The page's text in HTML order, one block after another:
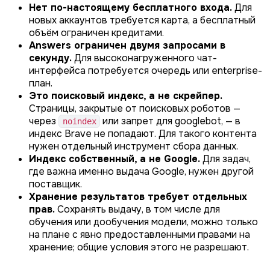
Нет по-настоящему бесплатного входа.Для
новых аккаунтов требуется карта, а бесплатный
объём ограничен кредитами.
Answers ограничен двумя запросами в
секунду.Для высоконагруженного чат-
интерфейса потребуется очередь или enterprise-
план.
Это поисковый индекс, а не скрейпер.
Страницы, закрытые от поисковых роботов —
через
noindex
или запрет для googlebot, — в
индекс Brave не попадают. Для такого контента
нужен отдельный инструмент сбора данных.
Индекс собственный, а не Google.Для задач,
где важна именно выдача Google, нужен другой
поставщик.
Хранение результатов требует отдельных
прав.Сохранять выдачу, в том числе для
обучения или дообучения модели, можно только
на плане с явно предоставленными правами на
хранение; общие условия этого не разрешают.